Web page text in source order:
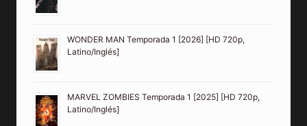
WONDER MAN Temporada 1 [2026] [HD 720p,
Latino/Inglés]
MARVEL ZOMBIES Temporada 1 [2025] [HD 720p,
Latino/Inglés]